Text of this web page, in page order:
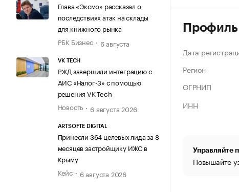
Глава «Эксмо» рассказал о
последствиях атак на склады
для книжного рынка
РБК Бизнес
6 августа
VK TECH
РЖД завершили интеграцию с
АИС «Налог-3» с помощью
решения VK Tech
Новость
6 августа 2026
ARTSOFTE DIGITAL
Принесли 364 целевых лида за 8
месяцев застройщику ИЖС в
Крыму
Кейс
6 августа 2026
Профиль
Дата
Регион
ОГРНИП
ИНН
Управляйте
Повышайте